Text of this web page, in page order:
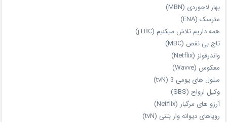
بهار لاجوردی (MBN)
مترسک (ENA)
همه داریم تلاش میکنیم (jTBC)
تاج بی‌ نقص (MBC)
واندرفولز (Netflix)
معکوس (Wavve)
سلول های یومی 3 (tvN)
وکیل ارواح (SBS)
آرزو های مرگبار (Netflix)
رویاهای دیوانه‌ وار بتنی (tvN)